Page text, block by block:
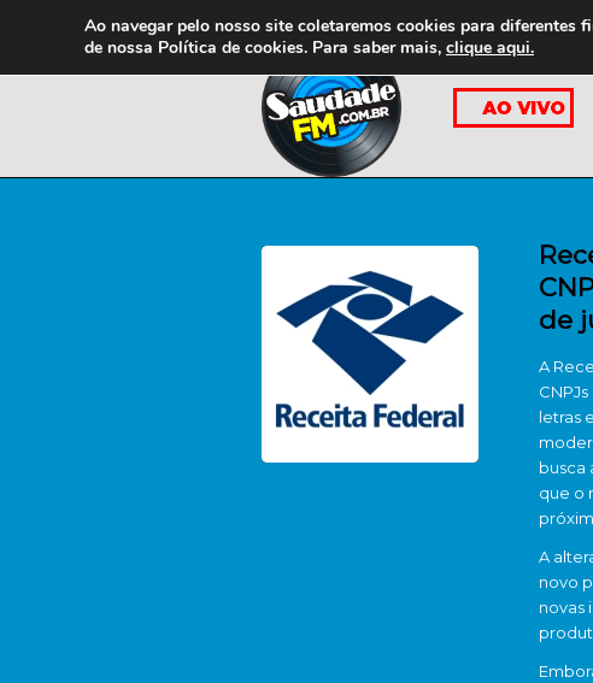
de
A
letras
busca
que o
A
novo
novas
Ao navegar pelo nosso site coletaremos cookies para diferentes
de nossa Política de cookies. Para saber mais, clique aqui.